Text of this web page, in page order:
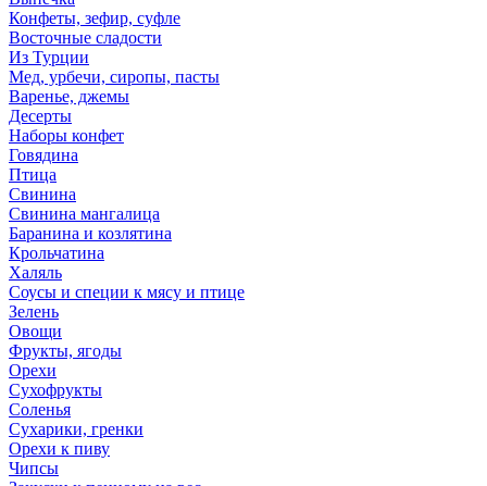
Конфеты, зефир, суфле
Восточные сладости
Из Турции
Мед, урбечи, сиропы, пасты
Варенье, джемы
Десерты
Наборы конфет
Говядина
Птица
Свинина
Свинина мангалица
Баранина и козлятина
Крольчатина
Халяль
Соусы и специи к мясу и птице
Зелень
Овощи
Фрукты, ягоды
Орехи
Сухофрукты
Соленья
Сухарики, гренки
Орехи к пиву
Чипсы